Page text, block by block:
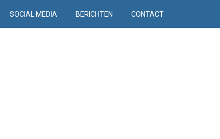
SOCIAL MEDIA BERICHTEN CONTACT